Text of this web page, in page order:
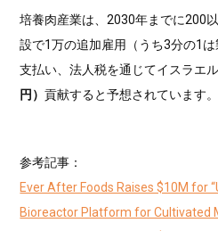
培養肉産業は、2030年までに200
設で1万の追加雇用（うち3分の1
支払い、法人税を通じてイスラエ
円）貢献すると予想されています。
参考記事：
Ever After Foods Raises $10M for
Bioreactor Platform for Cultivated